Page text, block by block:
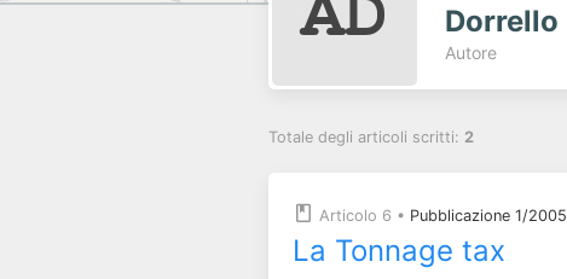
Dorrello
Autore
Totale degli articoli scritti: 2
Articolo 6 • Pubblicazione 1/2005
La Tonnage tax